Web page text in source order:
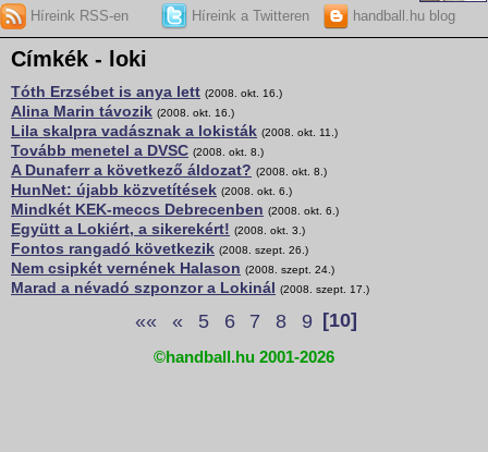
Híreink RSS-en Híreink a Twitteren handball.hu blog
Címkék - loki
Tóth Erzsébet is anya lett (2008. okt. 16.)
Alina Marin távozik (2008. okt. 16.)
Lila skalpra vadásznak a lokisták (2008. okt. 11.)
Tovább menetel a DVSC (2008. okt. 8.)
A Dunaferr a következő áldozat? (2008. okt. 8.)
HunNet: újabb közvetítések (2008. okt. 6.)
Mindkét KEK-meccs Debrecenben (2008. okt. 6.)
Együtt a Lokiért, a sikerekért! (2008. okt. 3.)
Fontos rangadó következik (2008. szept. 26.)
Nem csipkét vernének Halason (2008. szept. 24.)
Marad a névadó szponzor a Lokinál (2008. szept. 17.)
«« « 5 6 7 8 9 [10]
©handball.hu 2001-2026